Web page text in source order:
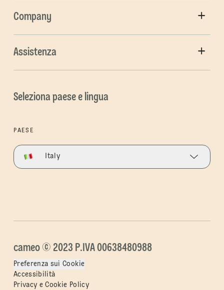
Company
Assistenza
Seleziona paese e lingua
PAESE
Italy
cameo © 2023 P.IVA 00638480988
Preferenza sui Cookie
Accessibilità
Privacy e Cookie Policy